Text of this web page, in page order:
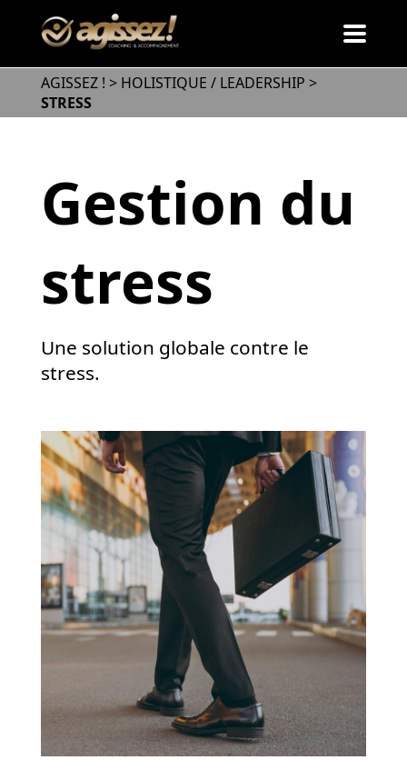
AGISSEZ ! > HOLISTIQUE / LEADERSHIP >
STRESS
Gestion du
stress
Une solution globale contre le
stress.